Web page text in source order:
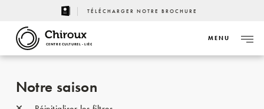
TÉLÉCHARGER NOTRE BROCHURE
CENTRE CULTUREL - LIÈGE
MENU
Notre saison